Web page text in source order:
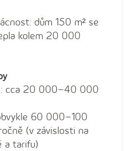
dům 150 m² se
kolem 20 000
cca 20 000–40 000
60 000–100
(v závislosti na
a tarifu)